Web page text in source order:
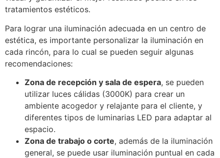
tratamientos estéticos.
Para lograr una iluminación adecuada en un centro de
estética, es importante personalizar la iluminación en
cada rincón, para lo cual se pueden seguir algunas
recomendaciones:
Zona de recepción y sala de espera, se pueden
utilizar luces cálidas (3000K) para crear un
ambiente acogedor y relajante para el cliente, y
diferentes tipos de luminarias LED para adaptar al
espacio.
Zona de trabajo o corte, además de la iluminación
general, se puede usar iluminación puntual en cada